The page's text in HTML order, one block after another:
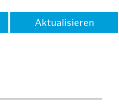
Aktualisieren